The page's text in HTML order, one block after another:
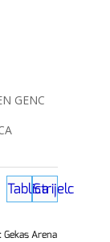
GENC